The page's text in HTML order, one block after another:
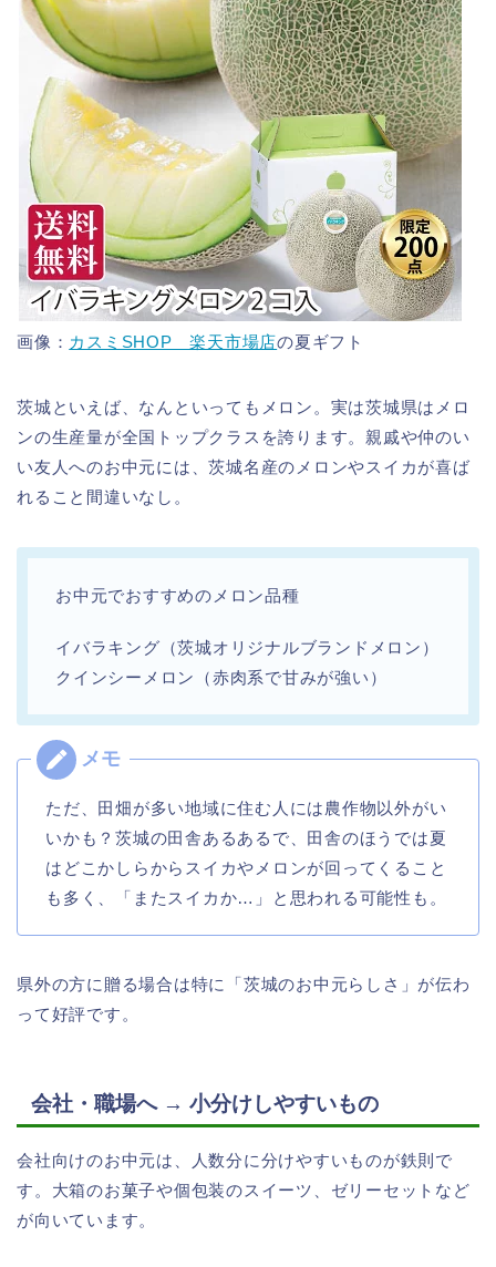
画像： カスミSHOP 楽天市場店の夏ギフト
茨城といえば、なんといってもメロン。実は茨城県はメロ
ンの生産量が全国トップクラスを誇ります。親戚や仲のい
い友人へのお中元には、茨城名産のメロンやスイカが喜ば
れること間違いなし。
お中元でおすすめのメロン品種
イバラキング（茨城オリジナルブランドメロン）
クインシーメロン（赤肉系で甘みが強い）
ただ、田畑が多い地域に住む人には農作物以外がい
いかも？茨城の田舎あるあるで、田舎のほうでは夏
はどこかしらからスイカやメロンが回ってくること
も多く、「またスイカか…」と思われる可能性も。
県外の方に贈る場合は特に「茨城のお中元らしさ」が伝わ
って好評です。
会社・職場へ → 小分けしやすいもの
会社向けのお中元は、人数分に分けやすいものが鉄則で
す。大箱のお菓子や個包装のスイーツ、ゼリーセットなど
が向いています。